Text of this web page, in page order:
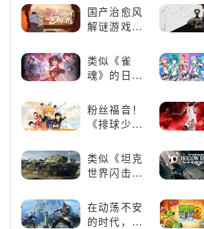
类手游推
荐：极致策
略，无限可
国产治愈风
解谜游戏
丘》
类似《雀
魂》的日系
好看的ACG
看板娘们等
粉丝福音！
《排球少
HIGH!!》手
游还原经典
类似《坦克
世界闪击
（WOTB）
的军事类游
在动荡不安
的时代，踏